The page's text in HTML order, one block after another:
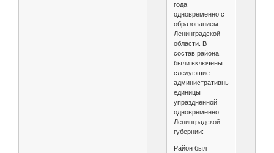
года
одновременно с
образованием
Ленинградской
области. В
состав района
были включены
следующие
административные
единицы
упразднённой
одновременно
Ленинградской
губернии:
Район был